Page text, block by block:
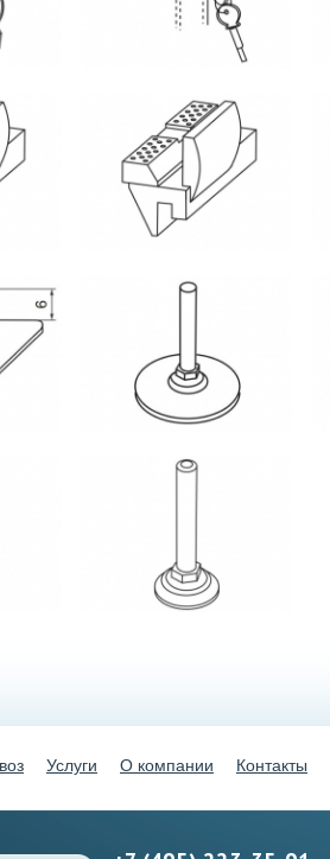
Услуги О компании Контакты